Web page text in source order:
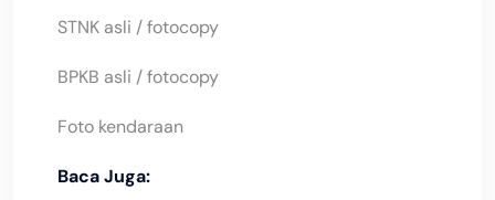
STNK asli / fotocopy
BPKB asli / fotocopy
Foto kendaraan
Baca Juga: